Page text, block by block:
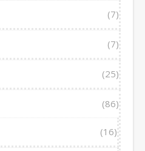
(7)
(7)
(25)
(86)
(16)